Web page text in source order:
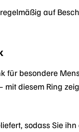
auf
für besondere
diesem Ring
sodass Sie